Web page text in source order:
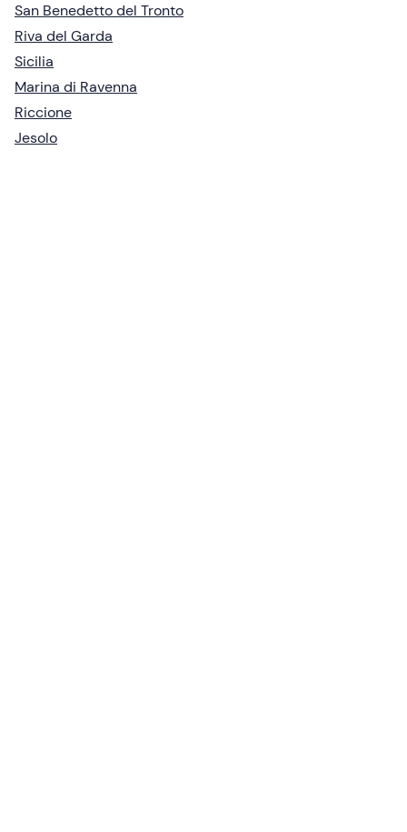
San Benedetto del Tronto
Riva del Garda
Sicilia
Marina di Ravenna
Riccione
Jesolo